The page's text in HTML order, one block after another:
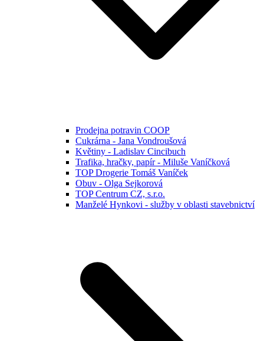
Prodejna potravin COOP
Cukrárna - Jana Vondroušová
Květiny - Ladislav Cincibuch
Trafika, hračky, papír - Miluše Vaníčková
TOP Drogerie Tomáš Vaníček
Obuv - Olga Sejkorová
TOP Centrum CZ, s.r.o.
Manželé Hynkovi - služby v oblasti stavebnictví